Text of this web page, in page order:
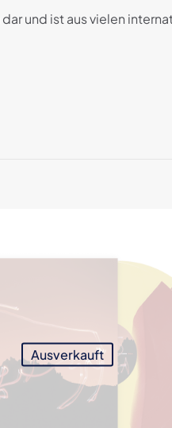
und ist aus vielen
5 Sternen
5 Sternen
Ausverkauft